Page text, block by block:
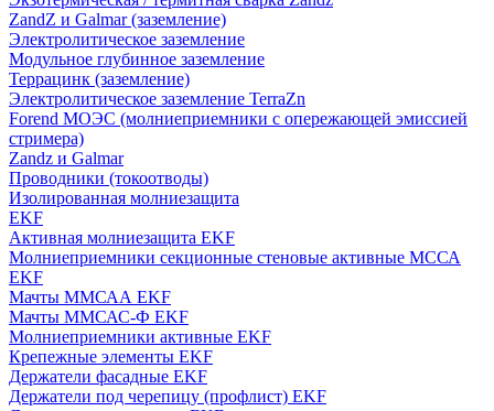
ZandZ и Galmar (заземление)
Электролитическое заземление
Модульное глубинное заземление
Террацинк (заземление)
Электролитическое заземление TerraZn
Forend МОЭС (молниеприемники с опережающей эмиссией
стримера)
Zandz и Galmar
Проводники (токоотводы)
Изолированная молниезащита
EKF
Активная молниезащита EKF
Молниеприемники секционные стеновые активные МССА
EKF
Мачты ММСАА EKF
Мачты ММСАС-Ф EKF
Молниеприемники активные EKF
Крепежные элементы EKF
Держатели фасадные EKF
Держатели под черепицу (профлист) EKF